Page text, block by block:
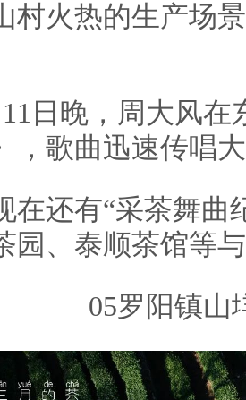
火热的生产场
晚，周大风在
，歌曲迅速传唱
还有“采茶舞曲
园、泰顺茶馆等
05罗阳镇山